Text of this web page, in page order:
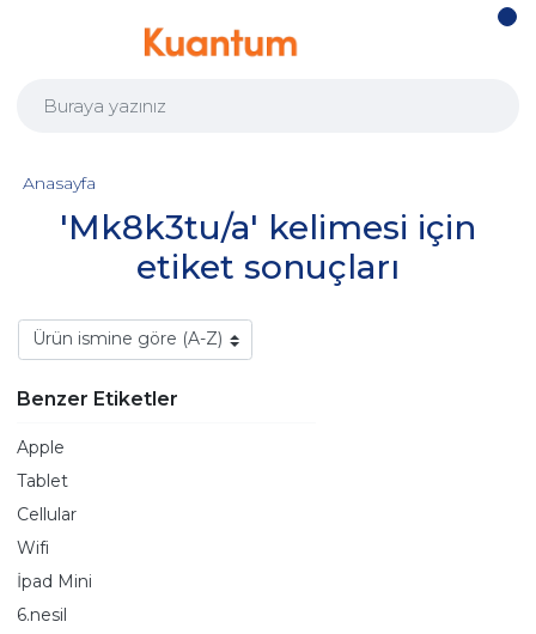
'Mk8k3tu/a' kelimesi için
etiket sonuçları
Anasayfa
Benzer Etiketler
Apple
Tablet
Cellular
Wifi
İpad Mini
6.nesil